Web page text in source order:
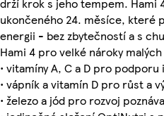
ukončeného 24. měsíce, které
energii - bez zbytečností a s
Hami 4 pro velké nároky
• vitamíny A, C a D pro
• vápník a vitamín D pro růst a
• železo a jód pro rozvoj